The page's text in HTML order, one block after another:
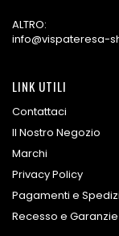
ALTRO:
info@vispateresa-
LINK UTILI
Contattaci
Il Nostro Negozio
Marchi
Privacy Policy
Pagamenti e
Recesso e Garanzie